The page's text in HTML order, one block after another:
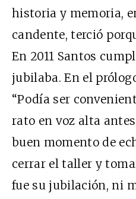
historia y memoria,
candente, terció
En 2011 Santos
jubilaba. En el
“Podía ser
rato en voz alta
buen momento de
cerrar el taller y
fue su jubilación, ni